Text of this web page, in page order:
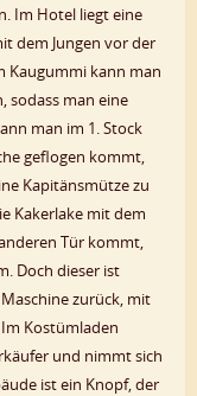
Im Hotel liegt eine
dem Jungen vor der
Kaugummi kann man
sodass man eine
man im 1. Stock
geflogen kommt,
Kapitänsmütze zu
Kakerlake mit dem
Tür kommt,
Doch dieser ist
zurück, mit
Kostümladen
und nimmt sich
ist ein Knopf, der